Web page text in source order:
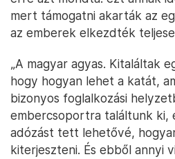
mert támogatni akarták az
az emberek elkezdték
„A magyar agyas. Kitaláltak
hogy hogyan lehet a katát,
bizonyos foglalkozási
embercsoportra találtunk ki,
adózást tett lehetővé,
kiterjeszteni. És ebből annyi